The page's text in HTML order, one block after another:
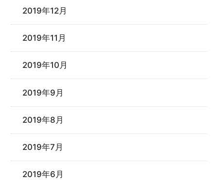
2019年12月
2019年11月
2019年10月
2019年9月
2019年8月
2019年7月
2019年6月